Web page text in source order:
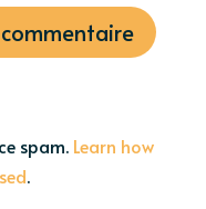
spam. Learn how
.